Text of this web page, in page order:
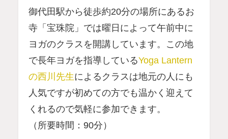
御代田駅から徒歩約20分の場所にあるお
寺「宝珠院」では曜日によって午前中に
ヨガのクラスを開講しています。この地
で長年ヨガを指導しているYoga Lantern
の西川先生によるクラスは地元の人にも
人気ですが初めての方でも温かく迎えて
くれるので気軽に参加できます。
（所要時間：90分）